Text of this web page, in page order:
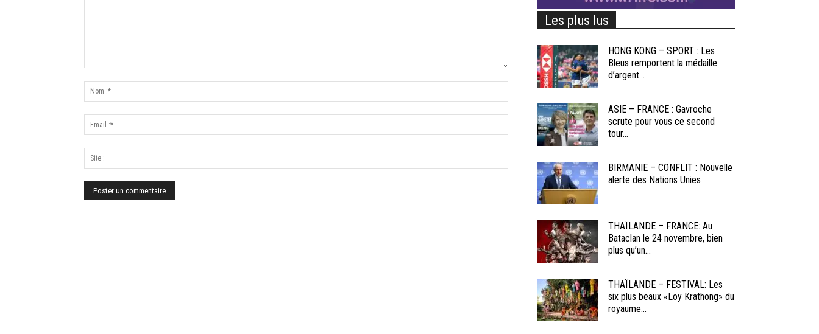
Les plus lus
HONG KONG – SPORT : Les
Bleus remportent la médaille
d’argent...
ASIE – FRANCE : Gavroche
scrute pour vous ce second
tour...
BIRMANIE – CONFLIT : Nouvelle
alerte des Nations Unies
THAÏLANDE – FRANCE: Au
Bataclan le 24 novembre, bien
plus qu’un...
THAÏLANDE – FESTIVAL: Les
six plus beaux «Loy Krathong» du
royaume...